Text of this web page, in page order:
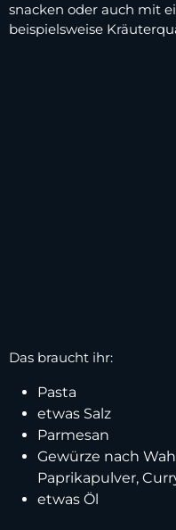
snacken oder auch mit
beispielsweise
Das braucht ihr:
Pasta
etwas Salz
Parmesan
Gewürze nach
Paprikapulver,
etwas Öl